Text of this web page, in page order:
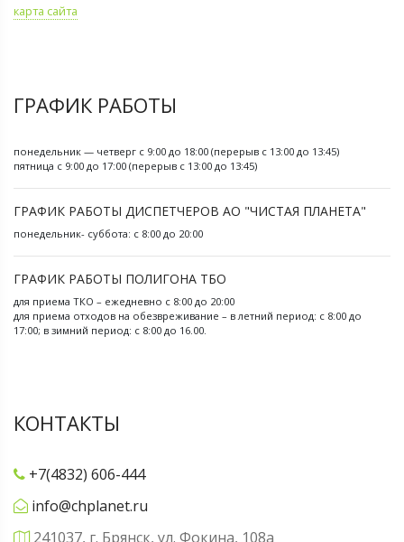
карта сайта
ГРАФИК РАБОТЫ
понедельник — четверг с 9:00 до 18:00 (перерыв с 13:00 до 13:45)
пятница с 9:00 до 17:00 (перерыв с 13:00 до 13:45)
ГРАФИК РАБОТЫ ДИСПЕТЧЕРОВ АО "ЧИСТАЯ ПЛАНЕТА"
понедельник- суббота: с 8:00 до 20:00
ГРАФИК РАБОТЫ ПОЛИГОНА ТБО
для приема ТКО – ежедневно с 8:00 до 20:00
для приема отходов на обезвреживание – в летний период: с 8:00 до
17:00; в зимний период: с 8:00 до 16.00.
КОНТАКТЫ
+7(4832) 606-444
info@chplanet.ru
241037, г. Брянск, ул. Фокина, 108а